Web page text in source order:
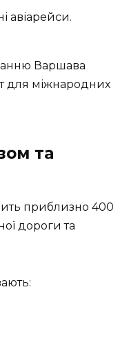
авіарейси.
Варшава
для міжнародних
та
приблизно 400
дороги та